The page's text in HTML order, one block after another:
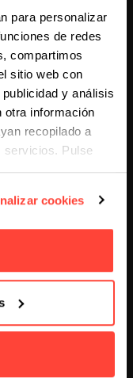
para personalizar
de redes
compartimos
sitio web con
y análisis
otra información
recopilado a
servicios. Pulse
cookies
deberán
no solo de
a otros
del funnel.